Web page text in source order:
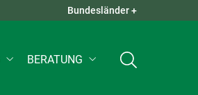
QUICK LINKS +
Bundesländer +
BERATUNG